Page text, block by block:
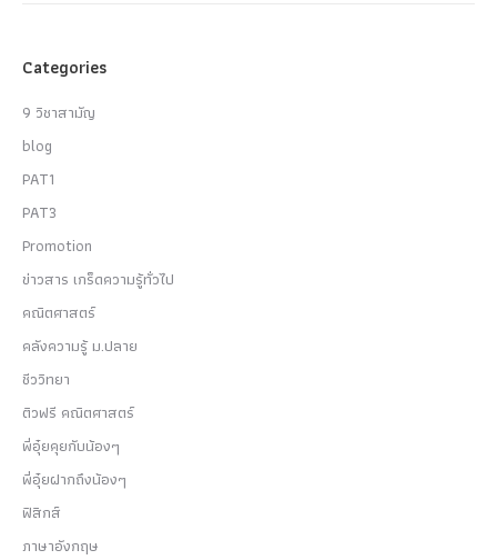
Categories
9 วิชาสามัญ
blog
PAT1
PAT3
Promotion
ข่าวสาร เกร็ดความรู้ทั่วไป
คณิตศาสตร์
คลังความรู้ ม.ปลาย
ชีววิทยา
ติวฟรี คณิตศาสตร์
พี่อุ๋ยคุยกับน้องๆ
พี่อุ๋ยฝากถึงน้องๆ
ฟิสิกส์
ภาษาอังกฤษ